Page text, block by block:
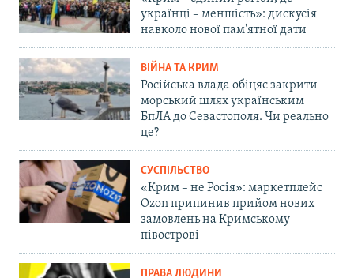
українці – меншість»: дискусія
навколо нової пам'ятної дати
ВІЙНА ТА КРИМ
Російська влада обіцяє закрити
морський шлях українським
БпЛА до Севастополя. Чи реально
це?
СУСПІЛЬСТВО
«Крим – не Росія»: маркетплейс
Ozon припинив прийом нових
замовлень на Кримському
півострові
ПРАВА ЛЮДИНИ